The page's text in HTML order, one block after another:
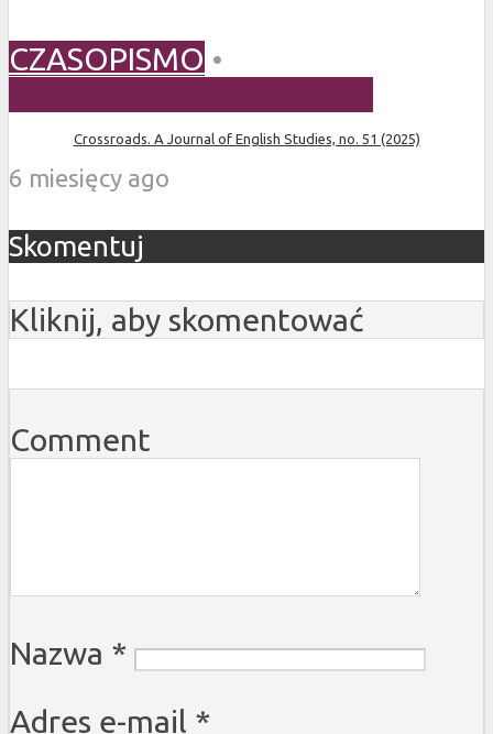
CZASOPISMO •
Crossroads. A Journal of English Studies, no. 51 (2025)
6 miesięcy ago
Skomentuj
Kliknij, aby skomentować
Comment
Nazwa *
Adres e-mail *